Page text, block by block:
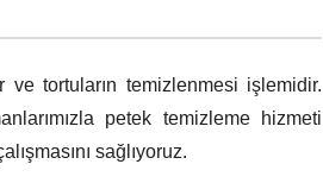
tortuların temizlenmesi işlemidir.
petek temizleme hizmeti
sağlıyoruz.